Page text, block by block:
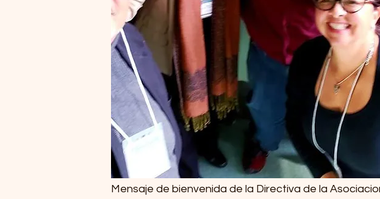
Mensaje de bienvenida de la Directiva de la